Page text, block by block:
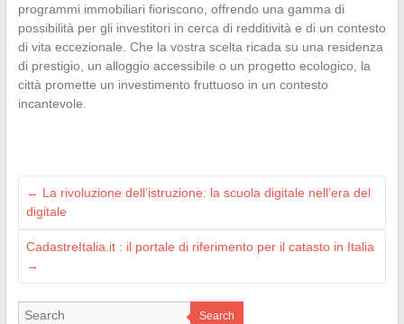
programmi immobiliari fioriscono, offrendo una gamma di
possibilità per gli investitori in cerca di redditività e di un contesto
di vita eccezionale. Che la vostra scelta ricada su una residenza
di prestigio, un alloggio accessibile o un progetto ecologico, la
città promette un investimento fruttuoso in un contesto
incantevole.
← La rivoluzione dell’istruzione: la scuola digitale nell’era del
digitale
CadastreItalia.it : il portale di riferimento per il catasto in Italia
→
Search